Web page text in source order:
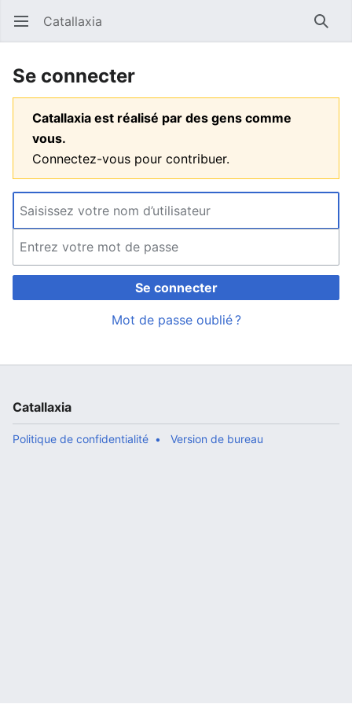
Ouvrir le menu principal Catallaxia
Se connecter
Catallaxia est réalisé par des gens comme
vous.
Connectez-vous pour contribuer.
Se connecter
Mot de passe oublié ?
Catallaxia
Politique de confidentialité Version de bureau